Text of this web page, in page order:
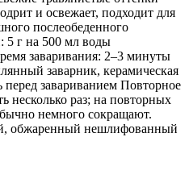
и освежает, подходит для
послеобеденного
5 г на 500 мл воды
заваривания: 2–3 минуты
заварник, керамическая
завариванием Повторное
несколько раз; на повторных
немного сокращают.
обжаренный нешлифованный